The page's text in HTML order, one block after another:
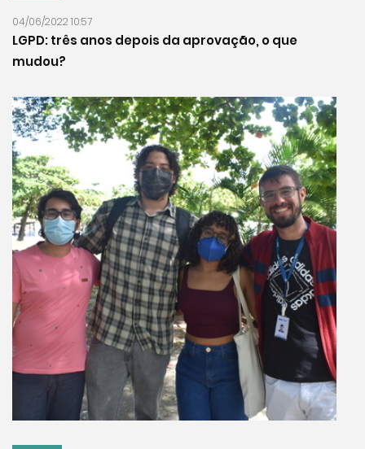
04/06/2022 10:57
LGPD: três anos depois da aprovação, o que
mudou?